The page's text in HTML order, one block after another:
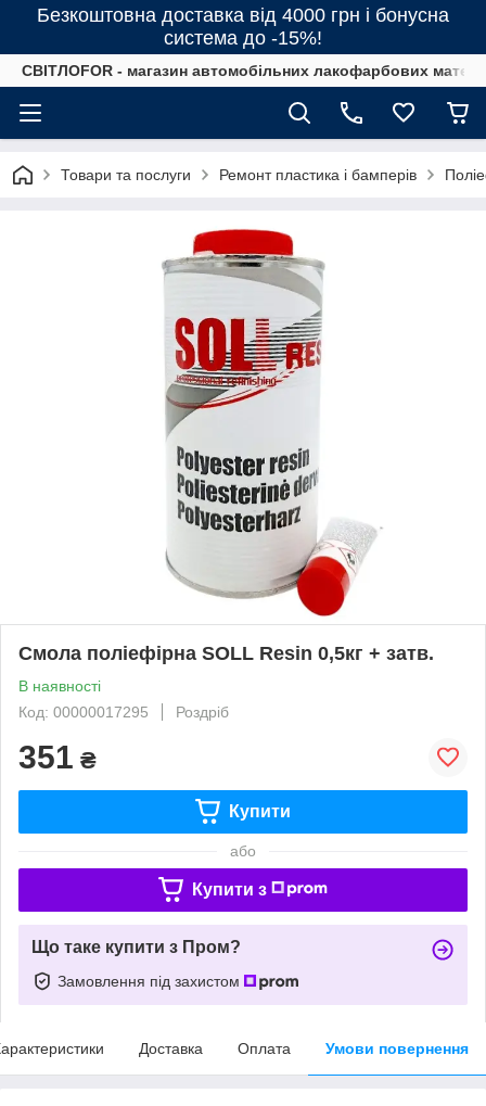
Безкоштовна доставка від 4000 грн і бонусна
система до -15%!
СВІТЛОFOR - магазин автомобільних лакофарбових
Товари та послуги Ремонт пластика і бамперів
Смола поліефірна SOLL Resin 0,5кг + затв.
В наявності
Код: 00000017295
Роздріб
351 ₴
Купити
або
Купити з
Що таке купити з Пром?
Замовлення під захистом
Доставка Оплата Умови повернення